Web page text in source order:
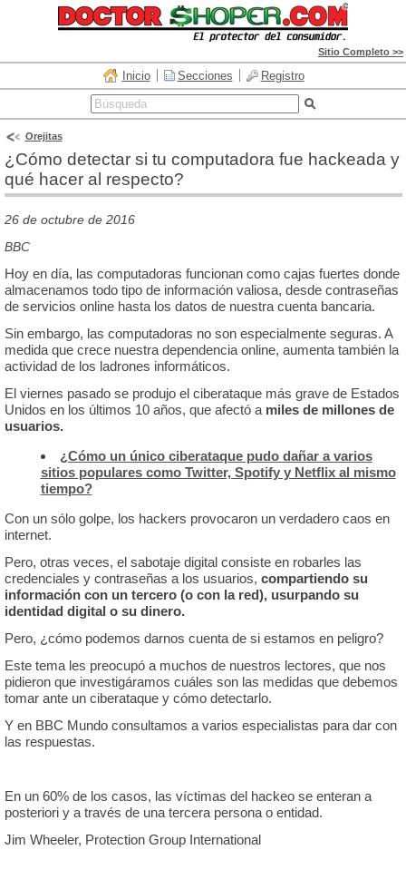
Sitio Completo >>
Inicio Secciones Registro
Orejitas
¿Cómo detectar si tu computadora fue hackeada y
qué hacer al respecto?
26 de octubre de 2016
BBC
Hoy en día, las computadoras funcionan como cajas fuertes donde
almacenamos todo tipo de información valiosa, desde contraseñas
de servicios online hasta los datos de nuestra cuenta bancaria.
Sin embargo, las computadoras no son especialmente seguras. A
medida que crece nuestra dependencia online, aumenta también la
actividad de los ladrones informáticos.
El viernes pasado se produjo el ciberataque más grave de Estados
Unidos en los últimos 10 años, que afectó a miles de millones de
usuarios.
¿Cómo un único ciberataque pudo dañar a varios
sitios populares como Twitter, Spotify y Netflix al mismo
tiempo?
Con un sólo golpe, los hackers provocaron un verdadero caos en
internet.
Pero, otras veces, el sabotaje digital consiste en robarles las
credenciales y contraseñas a los usuarios, compartiendo su
información con un tercero (o con la red), usurpando su
identidad digital o su dinero.
Pero, ¿cómo podemos darnos cuenta de si estamos en peligro?
Este tema les preocupó a muchos de nuestros lectores, que nos
pidieron que investigáramos cuáles son las medidas que debemos
tomar ante un ciberataque y cómo detectarlo.
Y en BBC Mundo consultamos a varios especialistas para dar con
las respuestas.
En un 60% de los casos, las víctimas del hackeo se enteran a
posteriori y a través de una tercera persona o entidad.
Jim Wheeler, Protection Group International